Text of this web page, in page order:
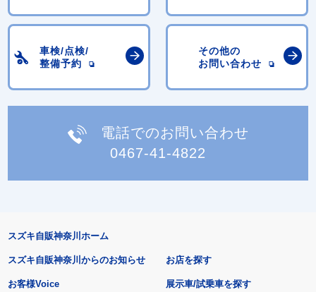
車検/点検/
整備予約
その他の
お問い合わせ
電話でのお問い合わせ
0467-41-4822
スズキ自販神奈川ホーム
スズキ自販神奈川からのお知らせ
お客様Voice
お店を探す
展示車/試乗車を探す